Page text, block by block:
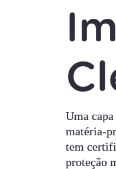
Uma
matéria-
tem
proteção